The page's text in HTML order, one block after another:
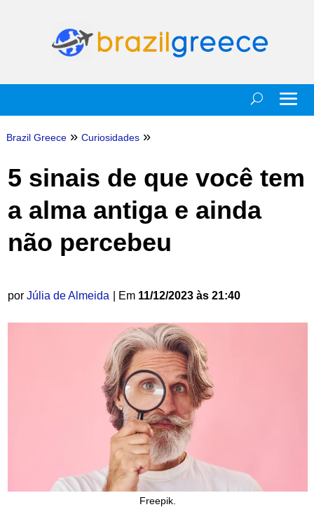
Brazil Greece » Curiosidades »
5 sinais de que você tem
a alma antiga e ainda
não percebeu
por Júlia de Almeida | Em 11/12/2023 às 21:40
Freepik.